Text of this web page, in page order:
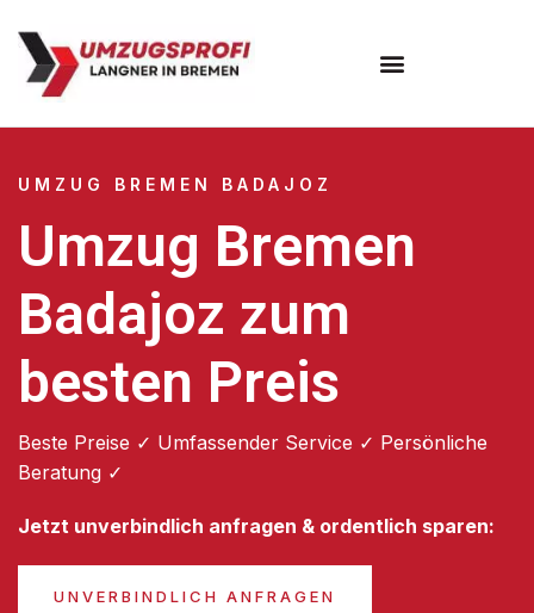
UMZUG BREMEN BADAJOZ
Umzug Bremen
Badajoz zum
besten Preis
Beste Preise ✓ Umfassender Service ✓ Persönliche
Beratung ✓
Jetzt unverbindlich anfragen & ordentlich sparen:
UNVERBINDLICH ANFRAGEN